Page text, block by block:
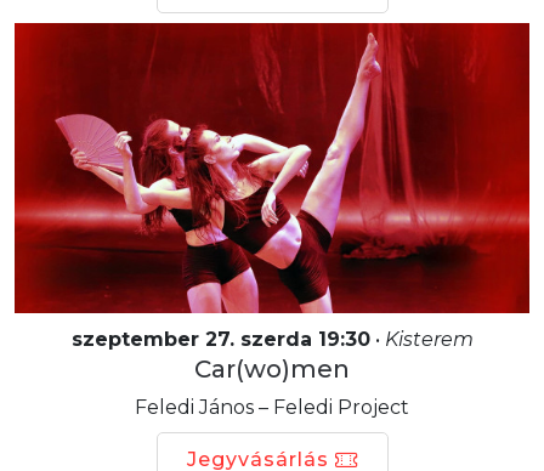
szeptember 27. szerda 19:30• Kisterem
Car(wo)men
Feledi János – Feledi Project
Jegyvásárlás